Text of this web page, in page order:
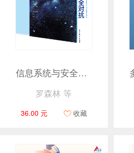
信息系统与安全对抗——实践篇（第2版）
罗森林 等
36.00 元 收藏